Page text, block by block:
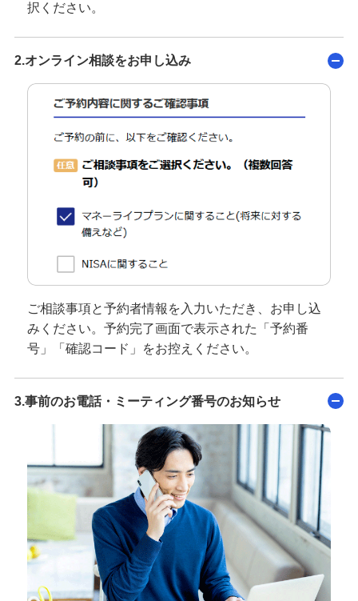
択ください。
2.オンライン相談をお申し込み
ご相談事項と予約者情報を入力いただき、お申し込
みください。予約完了画面で表示された「予約番
号」「確認コード」をお控えください。
3.事前のお電話・ミーティング番号のお知らせ